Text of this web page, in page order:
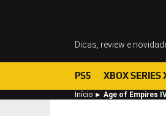
Dicas, review e
PS5 XBOX SERIES
Início ► Age of Empires